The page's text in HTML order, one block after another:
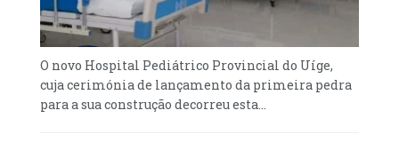
O novo Hospital Pediátrico Provincial do Uíge,
cuja cerimónia de lançamento da primeira pedra
para a sua construção decorreu esta...